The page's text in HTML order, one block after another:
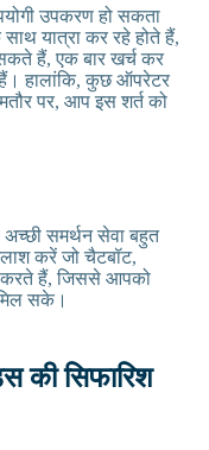
उपकरण हो सकता
यात्रा कर रहे होते हैं,
हैं, एक बार खर्च कर
हालांकि, कुछ ऑपरेटर
पर, आप इस शर्त को
समर्थन सेवा बहुत
करें जो चैटबॉट,
करते हैं, जिससे आपको
मिल सके।
की सिफारिश